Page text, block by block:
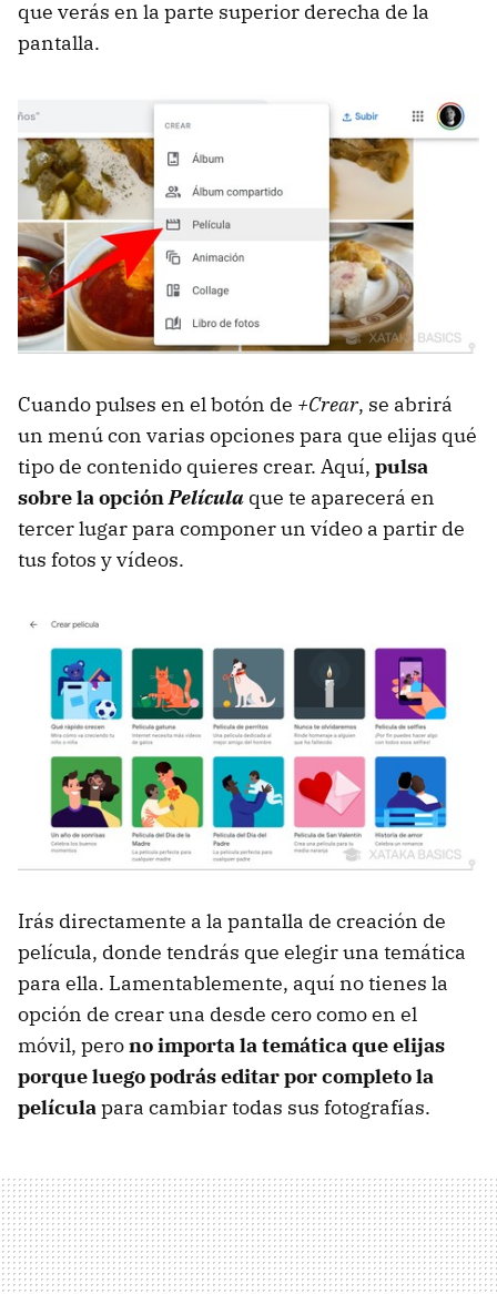
que verás en la parte superior derecha de la
pantalla.
Cuando pulses en el botón de +Crear, se abrirá
un menú con varias opciones para que elijas qué
tipo de contenido quieres crear. Aquí, pulsa
sobre la opciónPelícula que te aparecerá en
tercer lugar para componer un vídeo a partir de
tus fotos y vídeos.
Irás directamente a la pantalla de creación de
película, donde tendrás que elegir una temática
para ella. Lamentablemente, aquí no tienes la
opción de crear una desde cero como en el
móvil, perono importa la temática que elijas
porque luego podrás editar por completo la
películapara cambiar todas sus fotografías.